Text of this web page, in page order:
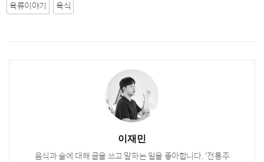
육류이야기
육식
이재민
음식과 술에 대해 글을 쓰고 말하는 일을 좋아합니다. '전통주